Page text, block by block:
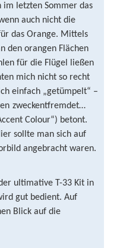
letzten Sommer das
auch nicht die
das Orange. Mittels
den orangen Flächen
für die Flügel ließen
mich nicht so recht
einfach „getümpelt“ –
zweckentfremdet…
Colour“) betont.
sollte man sich auf
angebracht waren.
ultimative T-33 Kit in
gut bedient. Auf
Blick auf die